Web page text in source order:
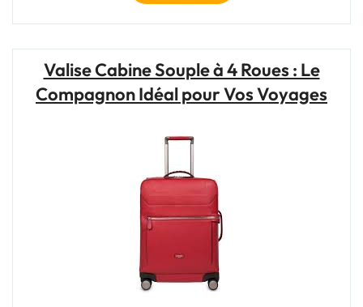
de
randonnée
avion
en
cabine
voyager
léger"
Valise Cabine Souple à 4 Roues : Le
Compagnon Idéal pour Vos Voyages